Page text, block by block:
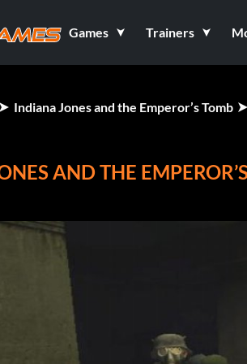
Games Trainers
Indiana Jones and the Emperor’s Tomb
AND THE